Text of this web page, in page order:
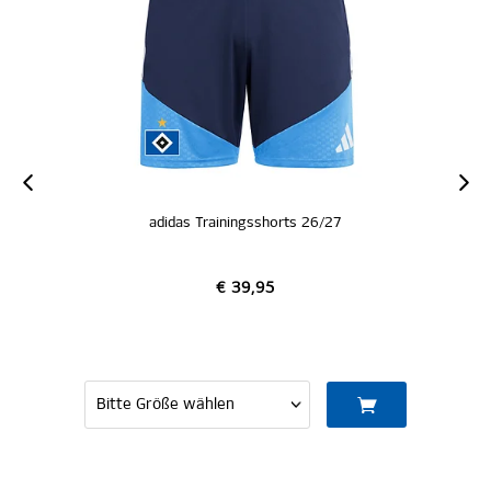
adidas Trainingsshorts 26/27
€ 39,95